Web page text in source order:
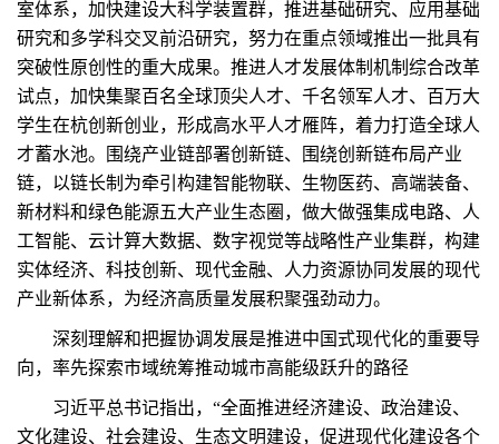
室体系，加快建设大科学装置群，推进基础研究、应用基础
研究和多学科交叉前沿研究，努力在重点领域推出一批具有
突破性原创性的重大成果。推进人才发展体制机制综合改革
试点，加快集聚百名全球顶尖人才、千名领军人才、百万大
学生在杭创新创业，形成高水平人才雁阵，着力打造全球人
才蓄水池。围绕产业链部署创新链、围绕创新链布局产业
链，以链长制为牵引构建智能物联、生物医药、高端装备、
新材料和绿色能源五大产业生态圈，做大做强集成电路、人
工智能、云计算大数据、数字视觉等战略性产业集群，构建
实体经济、科技创新、现代金融、人力资源协同发展的现代
产业新体系，为经济高质量发展积聚强劲动力。
深刻理解和把握协调发展是推进中国式现代化的重要导
向，率先探索市域统筹推动城市高能级跃升的路径
习近平总书记指出，“全面推进经济建设、政治建设、
文化建设、社会建设、生态文明建设，促进现代化建设各个